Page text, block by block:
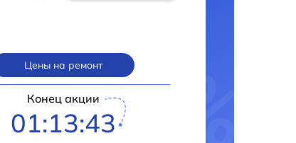
Цены на ремонт
Конец акции
01:13:42